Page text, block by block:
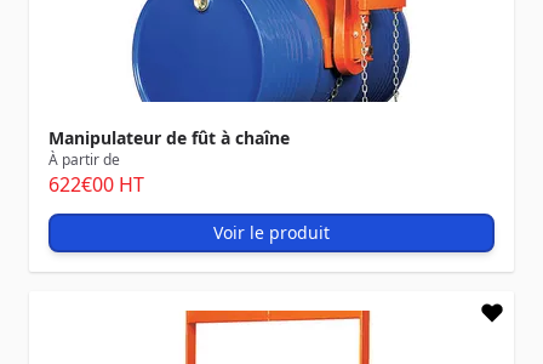
Manipulateur de fût à chaîne
À partir de
622€00 HT
Voir le produit